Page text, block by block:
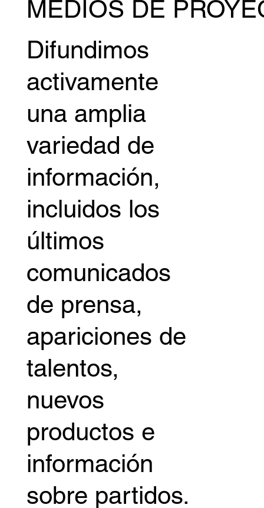
MEDIOS DE
Difundimos
activamente
una amplia
variedad de
información,
incluidos los
últimos
comunicados
de prensa,
apariciones de
talentos,
nuevos